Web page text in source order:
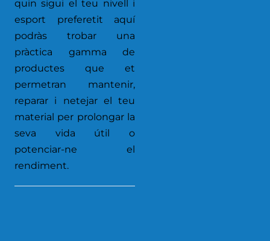
quin sigui el teu nivell i
esport preferetit aquí
podràs trobar una
pràctica gamma de
productes que et
permetran mantenir,
reparar i netejar el teu
material per prolongar la
seva vida útil o
potenciar-ne el
rendiment.